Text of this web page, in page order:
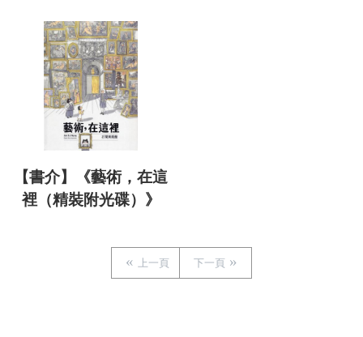
【書介】《藝術，在這
裡（精裝附光碟）》
上一頁 下一頁